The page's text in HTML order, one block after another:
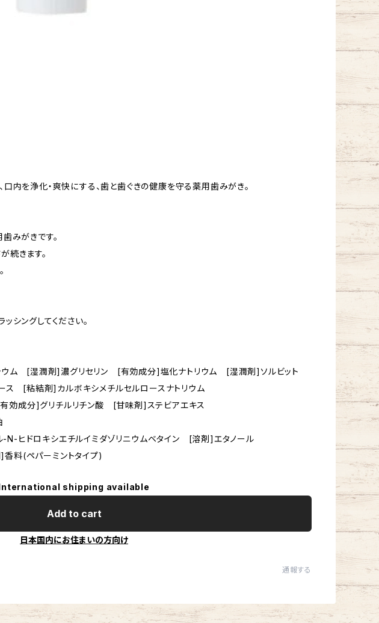
口内を浄化・爽快にする、歯と歯ぐきの健康を守る薬用歯みがき。
みがきです。
続きます。
シングしてください。
[湿潤剤]濃グリセリン [有効成分]塩化ナトリウム [湿潤剤]ソルビット
[粘結剤]カルボキシメチルセルロースナトリウム
成分]グリチルリチン酸 [甘味剤]ステビアエキス
ヒドロキシエチルイミダゾリニウムベタイン [溶剤]エタノール
料(ペパーミントタイプ)
shipping available
Add to cart
日本国内にお住まいの方向け
通報する